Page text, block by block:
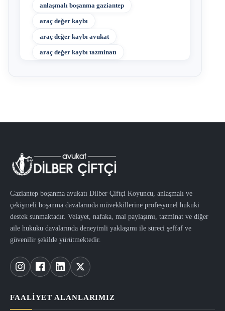
anlaşmalı boşanma gaziantep
araç değer kaybı
araç değer kaybı avukat
araç değer kaybı tazminatı
Gaziantep boşanma avukatı Dilber Çiftçi Koyuncu, anlaşmalı ve
çekişmeli boşanma davalarında müvekkillerine profesyonel hukuki
destek sunmaktadır. Velayet, nafaka, mal paylaşımı, tazminat ve diğer
aile hukuku davalarında deneyimli yaklaşımı ile süreci şeffaf ve
güvenilir şekilde yürütmektedir.
FAALIYET ALANLARIMIZ